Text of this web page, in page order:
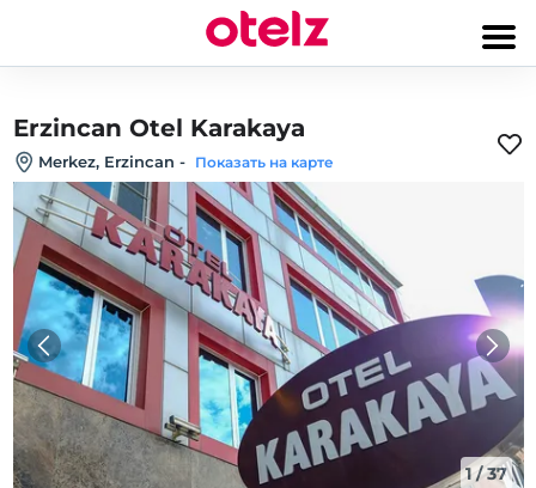
Erzincan Otel Karakaya
Merkez, Erzincan - Показать на карте
1 /37